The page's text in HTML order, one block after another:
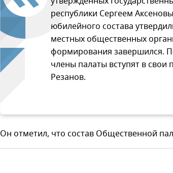
республики Сергеем
юбилейного состава
местных общественных
формирования завершился.
члены палаты вступят в свои
Резанов.
Он отметил, что состав Общественной